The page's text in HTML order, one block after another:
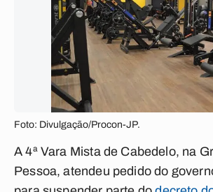
Foto: Divulgação/Procon-JP.
A 4ª Vara Mista de Cabedelo, na
Pessoa, atendeu pedido do